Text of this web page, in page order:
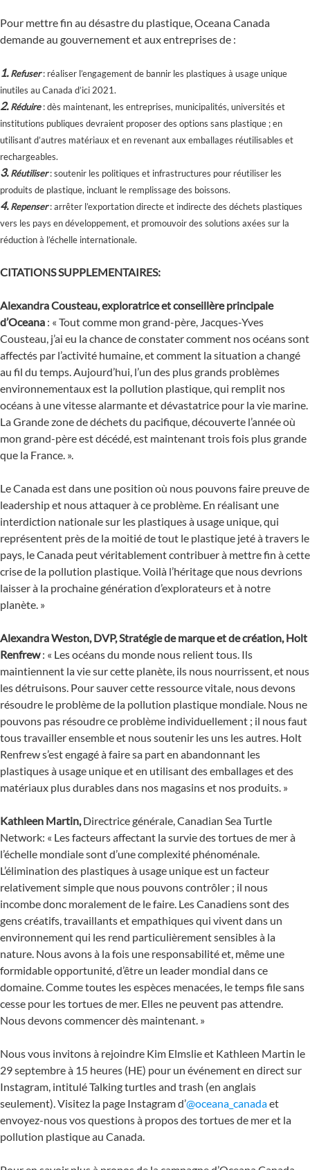
Pour mettre fin au désastre du plastique, Oceana Canada
demande au gouvernement et aux entreprises de :
1.Refuser : réaliser l’engagement de bannir les plastiques à usage unique
inutiles au Canada d’ici 2021.
2.Réduire : dès maintenant, les entreprises, municipalités, universités et
institutions publiques devraient proposer des options sans plastique ; en
utilisant d’autres matériaux et en revenant aux emballages réutilisables et
rechargeables.
3.Réutiliser : soutenir les politiques et infrastructures pour réutiliser les
produits de plastique, incluant le remplissage des boissons.
4.Repenser : arrêter l’exportation directe et indirecte des déchets plastiques
vers les pays en développement, et promouvoir des solutions axées sur la
réduction à l’échelle internationale.
CITATIONS SUPPLEMENTAIRES:
Alexandra Cousteau, exploratrice et conseillère principale
d’Oceana : « Tout comme mon grand-père, Jacques-Yves
Cousteau, j’ai eu la chance de constater comment nos océans sont
affectés par l’activité humaine, et comment la situation a changé
au fil du temps. Aujourd’hui, l’un des plus grands problèmes
environnementaux est la pollution plastique, qui remplit nos
océans à une vitesse alarmante et dévastatrice pour la vie marine.
La Grande zone de déchets du pacifique, découverte l’année où
mon grand-père est décédé, est maintenant trois fois plus grande
que la France. ».
Le Canada est dans une position où nous pouvons faire preuve de
leadership et nous attaquer à ce problème. En réalisant une
interdiction nationale sur les plastiques à usage unique, qui
représentent près de la moitié de tout le plastique jeté à travers le
pays, le Canada peut véritablement contribuer à mettre fin à cette
crise de la pollution plastique. Voilà l’héritage que nous devrions
laisser à la prochaine génération d’explorateurs et à notre
planète. »
Alexandra Weston, DVP, Stratégie de marque et de création, Holt
Renfrew: « Les océans du monde nous relient tous. Ils
maintiennent la vie sur cette planète, ils nous nourrissent, et nous
les détruisons. Pour sauver cette ressource vitale, nous devons
résoudre le problème de la pollution plastique mondiale. Nous ne
pouvons pas résoudre ce problème individuellement ; il nous faut
tous travailler ensemble et nous soutenir les uns les autres. Holt
Renfrew s’est engagé à faire sa part en abandonnant les
plastiques à usage unique et en utilisant des emballages et des
matériaux plus durables dans nos magasins et nos produits. »
Kathleen Martin,Directrice générale, Canadian Sea Turtle
Network: « Les facteurs affectant la survie des tortues de mer à
l’échelle mondiale sont d’une complexité phénoménale.
L’élimination des plastiques à usage unique est un facteur
relativement simple que nous pouvons contrôler ; il nous
incombe donc moralement de le faire. Les Canadiens sont des
gens créatifs, travaillants et empathiques qui vivent dans un
environnement qui les rend particulièrement sensibles à la
nature. Nous avons à la fois une responsabilité et, même une
formidable opportunité, d’être un leader mondial dans ce
domaine. Comme toutes les espèces menacées, le temps file sans
cesse pour les tortues de mer. Elles ne peuvent pas attendre.
Nous devons commencer dès maintenant. »
Nous vous invitons à rejoindre Kim Elmslie et Kathleen Martin le
29 septembre à 15 heures (HE) pour un événement en direct sur
Instagram, intitulé Talking turtles and trash (en anglais
seulement). Visitez la page Instagram d’@oceana_canadaet
envoyez-nous vos questions à propos des tortues de mer et la
pollution plastique au Canada.